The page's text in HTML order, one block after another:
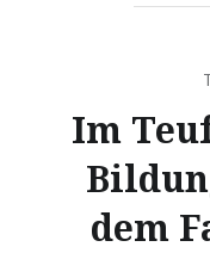
Im
dem